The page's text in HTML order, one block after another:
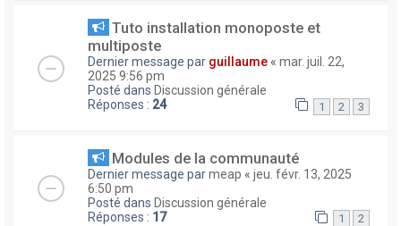
Tuto installation monoposte et
multiposte
Dernier message par guillaume « mar. juil. 22,
2025 9:56 pm
Posté dans Discussion générale
Réponses : 24 1 2 3
Modules de la communauté
Dernier message parmeap « jeu. févr. 13, 2025
6:50 pm
Posté dans Discussion générale
Réponses : 17 1 2